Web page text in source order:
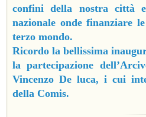
confini della nostra città
nazionale onde finanziare
terzo mondo.
Ricordo la bellissima
la partecipazione
Vincenzo De luca, i cui
della Comis.